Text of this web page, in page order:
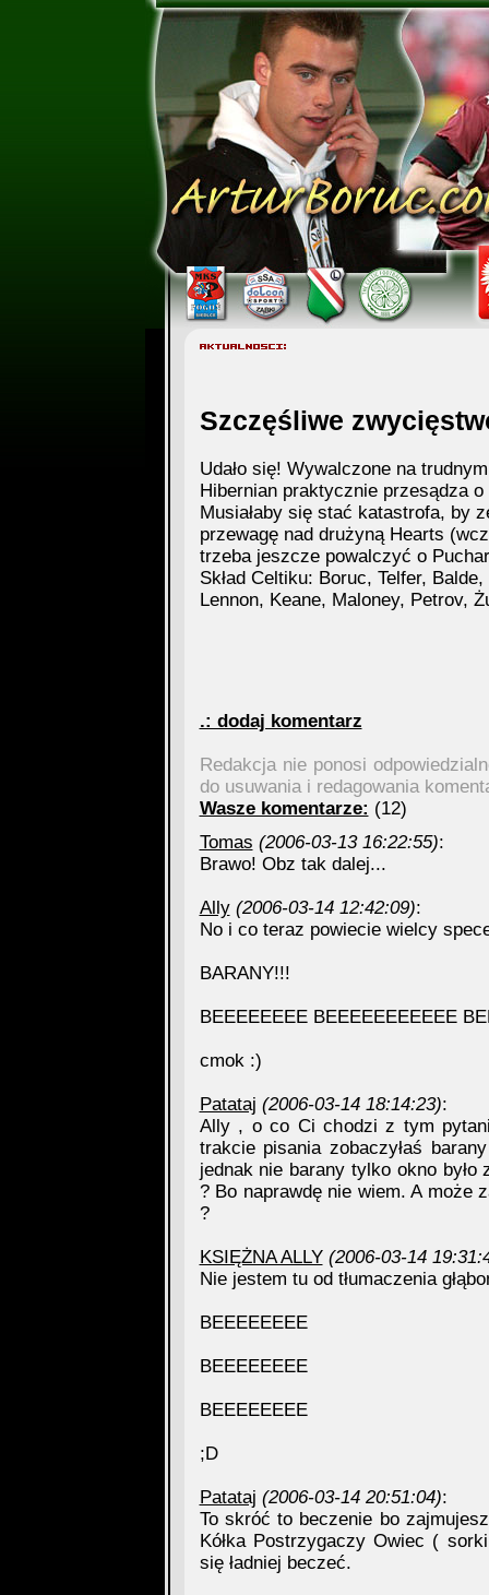
Szczęśliwe
Udało się! Wywalczone na
Hibernian praktycznie przesądza
Musiałaby się stać katastrofa, by
przewagę nad drużyną Hearts
trzeba jeszcze powalczyć o
Skład Celtiku: Boruc, Telfer,
Lennon, Keane, Maloney, Petrov,
.: dodaj komentarz
Redakcja nie ponosi
do usuwania i redagowania
Wasze komentarze: (12)
Tomas (2006-03-13 16:22:55):
Brawo! Obz tak dalej...
Ally (2006-03-14 12:42:09):
No i co teraz powiecie wielcy
BARANY!!!
BEEEEEEEE BEEEEEEEEEEE
cmok :)
Patataj (2006-03-14 18:14:23):
Ally , o co Ci chodzi z tym
trakcie pisania zobaczyłaś
jednak nie barany tylko okno
? Bo naprawdę nie wiem. A może
?
KSIĘŻNA ALLY (2006-03-14
Nie jestem tu od tłumaczenia
BEEEEEEEE
BEEEEEEEE
BEEEEEEEE
;D
Patataj (2006-03-14 20:51:04):
To skróć to beczenie bo
Kółka Postrzygaczy Owiec (
się ładniej beczeć.